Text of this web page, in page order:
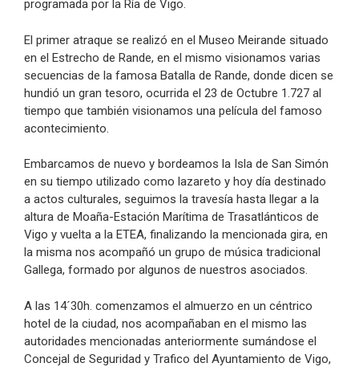
programada por la Ría de Vigo.
El primer atraque se realizó en el Museo Meirande situado
en el Estrecho de Rande, en el mismo visionamos varias
secuencias de la famosa Batalla de Rande, donde dicen se
hundió un gran tesoro, ocurrida el 23 de Octubre 1.727 al
tiempo que también visionamos una película del famoso
acontecimiento.
Embarcamos de nuevo y bordeamos la Isla de San Simón
en su tiempo utilizado como lazareto y hoy día destinado
a actos culturales, seguimos la travesía hasta llegar a la
altura de Moaña-Estación Marítima de Trasatlánticos de
Vigo y vuelta a la ETEA, finalizando la mencionada gira, en
la misma nos acompañó un grupo de música tradicional
Gallega, formado por algunos de nuestros asociados.
A las 14´30h. comenzamos el almuerzo en un céntrico
hotel de la ciudad, nos acompañaban en el mismo las
autoridades mencionadas anteriormente sumándose el
Concejal de Seguridad y Trafico del Ayuntamiento de Vigo,